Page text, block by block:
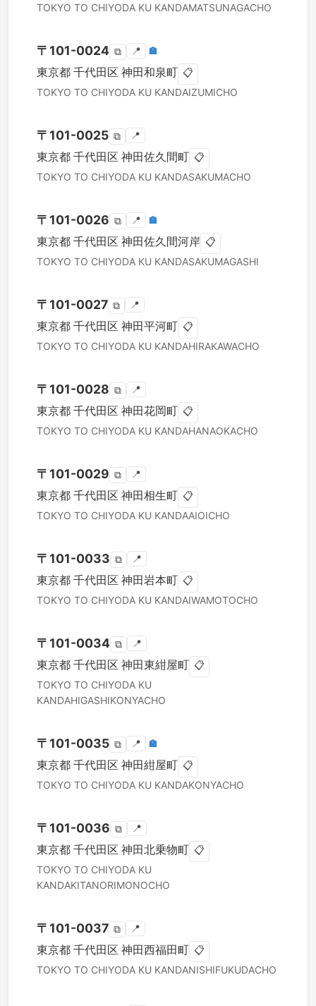
TOKYO TO CHIYODA KU KANDAMATSUNAGACHO
〒 101-0024 ⧉ 📍 🏣
東京都 千代田区 神田和泉町 📋
TOKYO TO CHIYODA KU KANDAIZUMICHO
〒 101-0025 ⧉ 📍
東京都 千代田区 神田佐久間町 📋
TOKYO TO CHIYODA KU KANDASAKUMACHO
〒 101-0026 ⧉ 📍 🏣
東京都 千代田区 神田佐久間河岸 📋
TOKYO TO CHIYODA KU KANDASAKUMAGASHI
〒 101-0027 ⧉ 📍
東京都 千代田区 神田平河町 📋
TOKYO TO CHIYODA KU KANDAHIRAKAWACHO
〒 101-0028 ⧉ 📍
東京都 千代田区 神田花岡町 📋
TOKYO TO CHIYODA KU KANDAHANAOKACHO
〒 101-0029 ⧉ 📍
東京都 千代田区 神田相生町 📋
TOKYO TO CHIYODA KU KANDAAIOICHO
〒 101-0033 ⧉ 📍
東京都 千代田区 神田岩本町 📋
TOKYO TO CHIYODA KU KANDAIWAMOTOCHO
〒 101-0034 ⧉ 📍
東京都 千代田区 神田東紺屋町 📋
TOKYO TO CHIYODA KU
KANDAHIGASHIKONYACHO
〒 101-0035 ⧉ 📍 🏣
東京都 千代田区 神田紺屋町 📋
TOKYO TO CHIYODA KU KANDAKONYACHO
〒 101-0036 ⧉ 📍
東京都 千代田区 神田北乗物町 📋
TOKYO TO CHIYODA KU
KANDAKITANORIMONOCHO
〒 101-0037 ⧉ 📍
東京都 千代田区 神田西福田町 📋
TOKYO TO CHIYODA KU KANDANISHIFUKUDACHO